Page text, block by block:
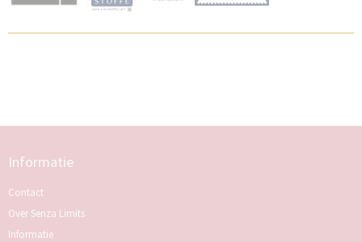
Informatie
Contact
Over Senza Limits
Informatie